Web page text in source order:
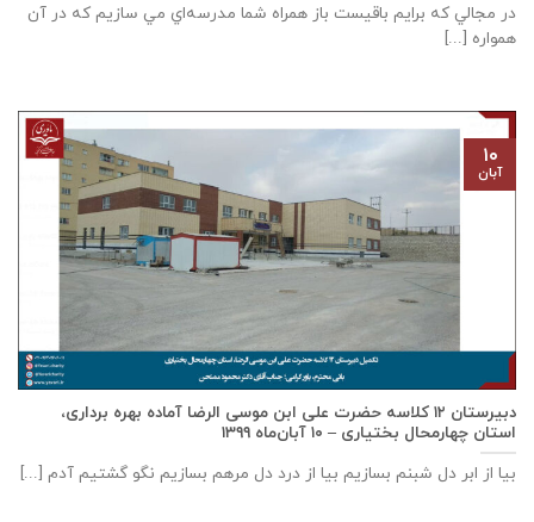
در مجالي که برايم باقيست باز همراه شما مدرسه‌اي مي سازيم که در آن
همواره [...]
دبيرستان ١٢ كلاسه حضرت علی ابن موسی الرضا آماده بهره برداری،
استان چهارمحال بختياری – ۱۰ آبان‌ماه ۱۳۹۹
بیا از ابر دل شبنم بسازیم بیا از درد دل مرهم بسازیم نگو گشتیم آدم [...]
۱۰
آبان